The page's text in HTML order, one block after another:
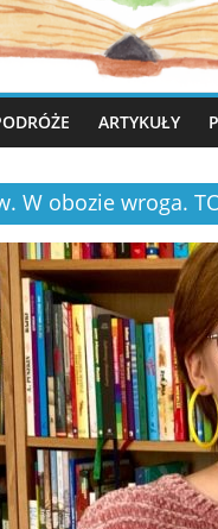
ARTYKUŁY
W obozie wroga.